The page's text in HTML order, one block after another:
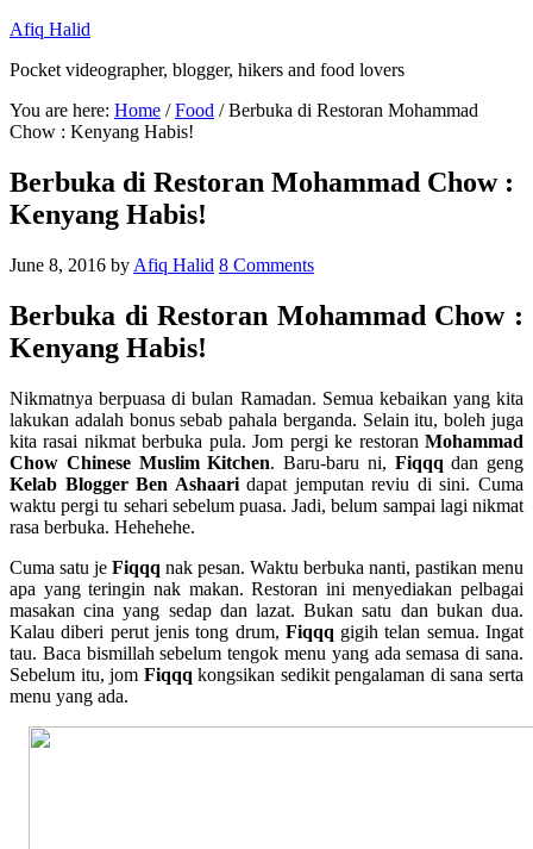
Afiq Halid
Pocket videographer, blogger, hikers and food lovers
You are here: Home / Food /Berbuka di Restoran Mohammad
Chow : Kenyang Habis!
Berbuka di Restoran Mohammad Chow :
Kenyang Habis!
June 8, 2016 by Afiq Halid 8 Comments
Berbuka di Restoran Mohammad Chow :
Kenyang Habis!
Nikmatnya berpuasa di bulan Ramadan. Semua kebaikan yang kita
lakukan adalah bonus sebab pahala berganda. Selain itu, boleh juga
kita rasai nikmat berbuka pula. Jom pergi ke restoran Mohammad
Chow Chinese Muslim Kitchen. Baru-baru ni, Fiqqq dan geng
Kelab Blogger Ben Ashaaridapat jemputan reviu di sini. Cuma
waktu pergi tu sehari sebelum puasa. Jadi, belum sampai lagi nikmat
rasa berbuka. Hehehehe.
Cuma satu je Fiqqq nak pesan. Waktu berbuka nanti, pastikan menu
apa yang teringin nak makan. Restoran ini menyediakan pelbagai
masakan cina yang sedap dan lazat. Bukan satu dan bukan dua.
Kalau diberi perut jenis tong drum, Fiqqq gigih telan semua. Ingat
tau. Baca bismillah sebelum tengok menu yang ada semasa di sana.
Sebelum itu, jom Fiqqq kongsikan sedikit pengalaman di sana serta
menu yang ada.